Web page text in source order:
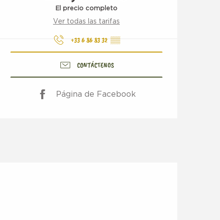
El precio completo
Ver todas las tarifas
+33 6 86 83 32 ▒▒
CONTÁCTENOS
Página de Facebook